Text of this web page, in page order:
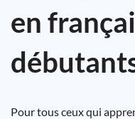
en
Pour tous ceux qui